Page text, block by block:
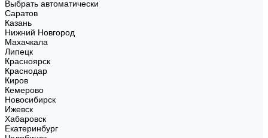
Выбрать автоматически
Саратов
Казань
Нижний Новгород
Махачкала
Липецк
Красноярск
Краснодар
Киров
Кемерово
Новосибирск
Ижевск
Хабаровск
Екатеринбург